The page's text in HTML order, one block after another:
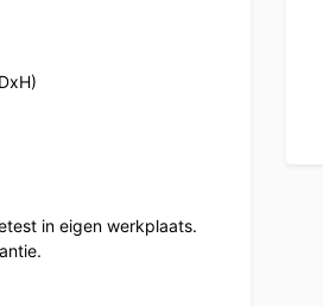
in eigen werkplaats.